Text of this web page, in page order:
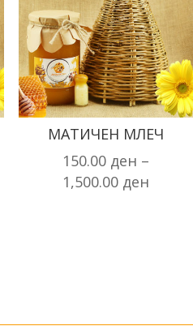
МАТИЧЕН МЛЕЧ
150.00 ден –
1,500.00 ден